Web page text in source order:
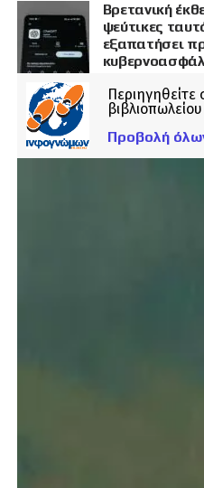
Βρετανική
ψεύτικες
εξαπατήσει
Προβολή